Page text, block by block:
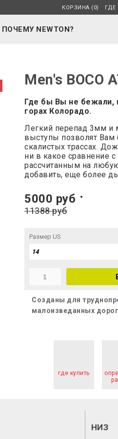
КОРЗИНА (0) ГДЕ
ПОЧЕМУ NEWTON?
Men's BOCO
Где бы Вы не бежали,
горах Колорадо.
Легкий перепад 3мм и
выступы позволят Вам
скалистых трассах.
ни в какое сравнение
рассчитанным на
добавить, еще более
5000 руб •
11388 руб
Размер US
Созданы для
малоизведанных дорог
где купить
НИЗ